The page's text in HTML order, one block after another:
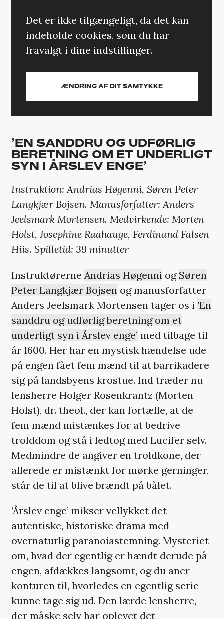
Det er ikke tilgængeligt, da det kan
indeholde cookies, som du har
fravalgt i dine indstillinger.
ÆNDRING AF DIT SAMTYKKE
’EN SANDDRU OG UDFØRLIG
BERETNING OM ET UNDERLIGT
SYN I ÅRSLEV ENGE’
Instruktion: Andrias Høgenni, Søren Peter
Langkjær Bojsen. Manusforfatter: Anders
Jeelsmark Mortensen. Medvirkende: Morten
Holst, Josephine Raahauge, Ferdinand Falsen
Hiis. Spilletid: 39 minutter
Instruktørerne Andrias Høgenni og Søren
Peter Langkjær Bojsen og manusforfatter
Anders Jeelsmark Mortensen tager os i ’En
sanddru og udførlig beretning om et
underligt syn i Årslev enge’ med tilbage til
år 1600. Her har en mystisk hændelse ude
på engen fået fem mænd til at barrikadere
sig på landsbyens krostue. Ind træder nu
lensherre Holger Rosenkrantz (Morten
Holst), dr. theol., der kan fortælle, at de
fem mænd mistænkes for at bedrive
trolddom og stå i ledtog med Lucifer selv.
Medmindre de angiver en troldkone, der
allerede er mistænkt for mørke gerninger,
står de til at blive brændt på bålet.
’Årslev enge’ mikser vellykket det
autentiske, historiske drama med
overnaturlig paranoiastemning. Mysteriet
om, hvad der egentlig er hændt derude på
engen, afdækkes langsomt, og du aner
konturen til, hvorledes en egentlig serie
kunne tage sig ud. Den lærde lensherre,
der måske selv har oplevet det